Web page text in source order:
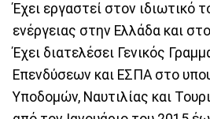
Έχει εργαστεί στον ιδιωτικό
ενέργειας στην Ελλάδα και
Έχει διατελέσει Γενικός
Επενδύσεων και ΕΣΠΑ στο
Υποδομών, Ναυτιλίας και